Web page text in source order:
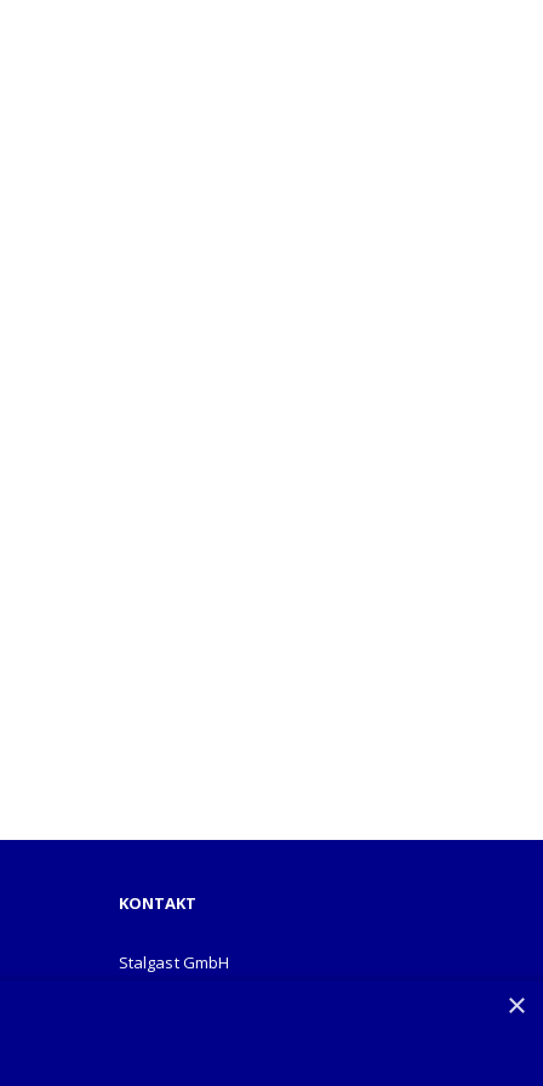
KONTAKT
Stalgast GmbH
×